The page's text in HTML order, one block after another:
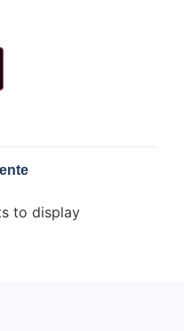
to display